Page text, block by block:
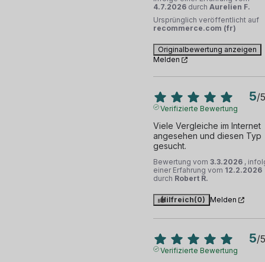
4.7.2026 durch Aurelien F.
Ursprünglich veröffentlicht auf
recommerce.com (fr)
Originalbewertung anzeigen
Melden
5/5
Verifizierte Bewertung
Viele Vergleiche im Internet
angesehen und diesen Typ
gesucht.
Bewertung vom 3.3.2026 ,
einer Erfahrung vom 12.2.2026
durch Robert R.
Hilfreich(0) Melden
5/5
Verifizierte Bewertung